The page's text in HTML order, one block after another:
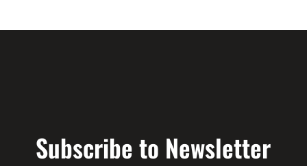
Subscribe to Newsletter